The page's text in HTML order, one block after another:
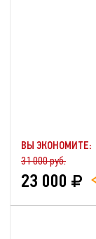
ВЫ ЭКОНОМИТЕ:
31 000 руб.
23 000